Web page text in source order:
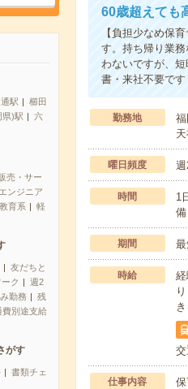
駅
櫛田
県)駅
六
売・サー
ンジニア
育系
軽
友だちと
ク
週2
勤務
残
費別途支給
がす
書類チェ
60歳超えても
【負担少なめ保
す。持ち帰り業
わないですが、
書・来社不要です
勤務地
曜日頻度 週
時間
1
期間
時給
仕事内容